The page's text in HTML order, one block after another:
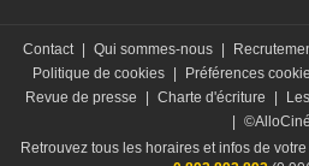
Contact Qui sommes-nous
Politique de cookies
Préférences
Revue de presse
Charte d'écriture
©AlloCiné
Retrouvez tous les horaires et infos de